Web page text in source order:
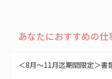
あなたにおすすめの仕
＜8月～11月迄期間限定＞